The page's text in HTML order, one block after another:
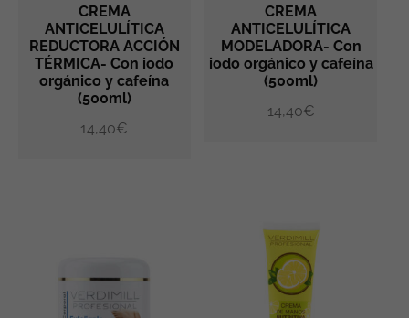
AÑADIR AL CARRITO
CREMA
ANTICELULÍTICA
REDUCTORA ACCIÓN
TÉRMICA- Con iodo
orgánico y cafeína
(500ml)
14,40€
AÑADIR AL CARRITO
CREMA
ANTICELULÍTICA
MODELADORA- Con
iodo orgánico y cafeína
(500ml)
14,40€